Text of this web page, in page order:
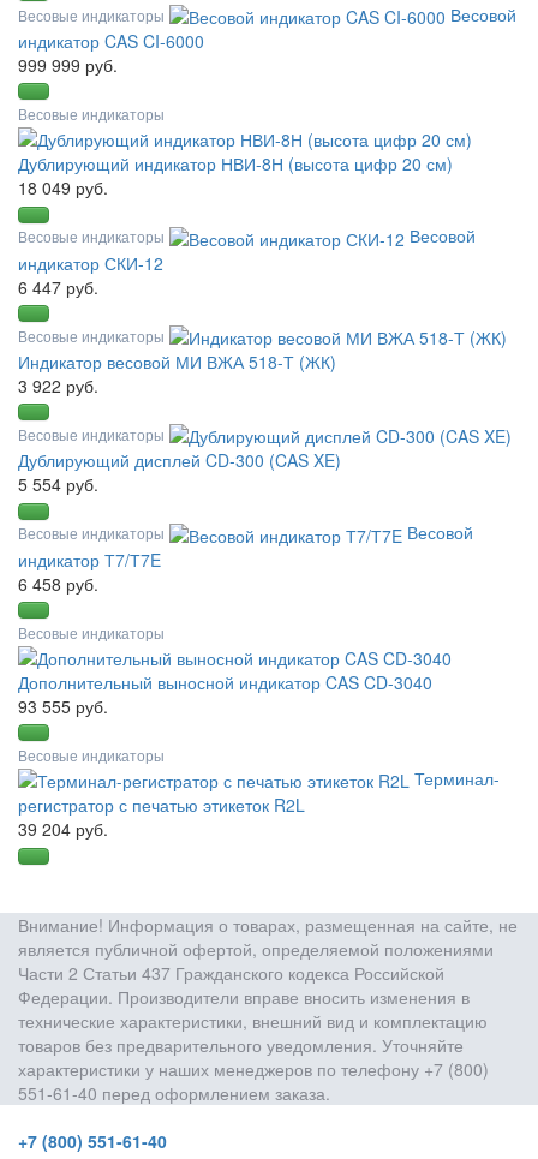
Весовые индикаторы
Весовой
индикатор CAS CI-6000
999 999 руб.
Весовые индикаторы
Дублирующий индикатор НВИ-8Н (высота цифр 20 см)
18 049 руб.
Весовые индикаторы
Весовой
индикатор СКИ-12
6 447 руб.
Весовые индикаторы
Индикатор весовой МИ ВЖА 518-Т (ЖК)
3 922 руб.
Весовые индикаторы
Дублирующий дисплей CD-300 (CAS XE)
5 554 руб.
Весовые индикаторы
Весовой
индикатор Т7/Т7E
6 458 руб.
Весовые индикаторы
Дополнительный выносной индикатор CAS CD-3040
93 555 руб.
Весовые индикаторы
Терминал-
регистратор с печатью этикеток R2L
39 204 руб.
Внимание! Информация о товарах, размещенная на сайте, не
является публичной офертой, определяемой положениями
Части 2 Статьи 437 Гражданского кодекса Российской
Федерации. Производители вправе вносить изменения в
технические характеристики, внешний вид и комплектацию
товаров без предварительного уведомления. Уточняйте
характеристики у наших менеджеров по телефону +7 (800)
551-61-40 перед оформлением заказа.
+7 (800) 551-61-40